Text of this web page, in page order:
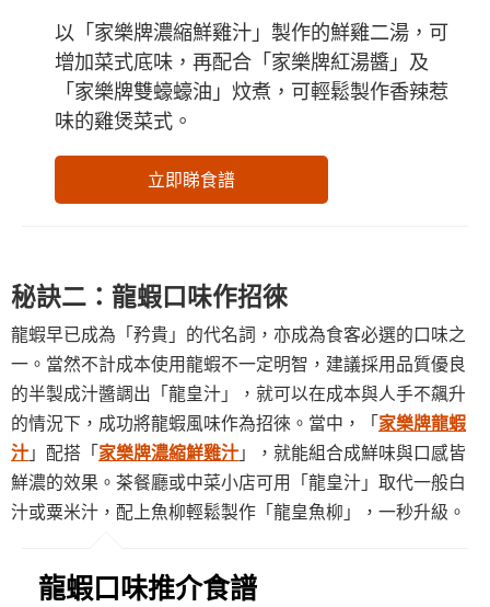
以「家樂牌濃縮鮮雞汁」製作的鮮雞二湯，可
增加菜式底味，再配合「家樂牌紅湯醬」及
「家樂牌雙蠔蠔油」炆煮，可輕鬆製作香辣惹
味的雞煲菜式。
立即睇食譜
秘訣二：龍蝦口味作招徠
龍蝦早已成為「矜貴」的代名詞，亦成為食客必選的口味之
一。當然不計成本使用龍蝦不一定明智，建議採用品質優良
的半製成汁醬調出「龍皇汁」，就可以在成本與人手不飆升
的情況下，成功將龍蝦風味作為招徠。當中，「家樂牌龍蝦
汁」配搭「家樂牌濃縮鮮雞汁」，就能組合成鮮味與口感皆
鮮濃的效果。茶餐廳或中菜小店可用「龍皇汁」取代一般白
汁或粟米汁，配上魚柳輕鬆製作「龍皇魚柳」，一秒升級。
龍蝦口味推介食譜